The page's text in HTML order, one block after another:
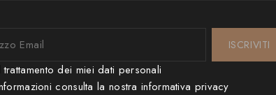
dei miei dati personali
consulta la nostrainformativa privacy